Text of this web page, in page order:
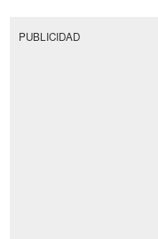
PUBLICIDAD